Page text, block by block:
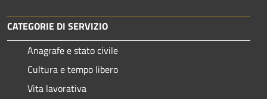
CATEGORIE DI SERVIZIO
Anagrafe e stato civile
Cultura e tempo libero
Vita lavorativa